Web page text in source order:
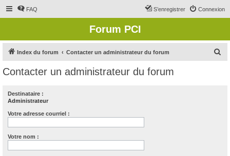
FAQ Connexion
S’enregistrer
Forum PCI
Index du forum Contacter un administrateur du forum
Contacter un administrateur du forum
Destinataire :
Administrateur
Votre adresse courriel :
Votre nom :